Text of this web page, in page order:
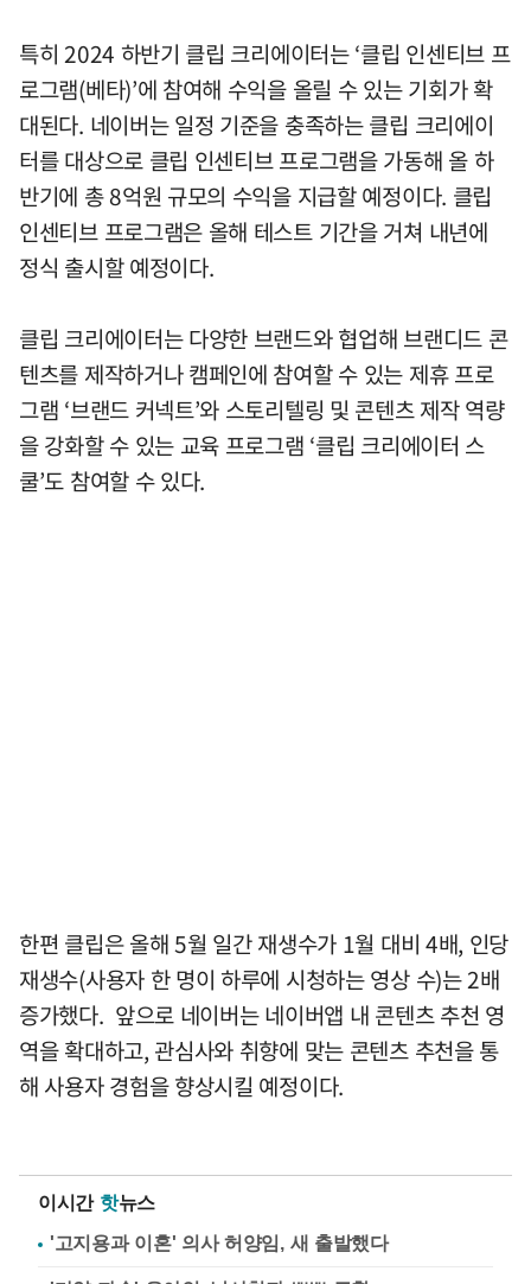
특히 2024 하반기 클립 크리에이터는 ‘클립 인센티브 프
로그램(베타)’에 참여해 수익을 올릴 수 있는 기회가 확
대된다. 네이버는 일정 기준을 충족하는 클립 크리에이
터를 대상으로 클립 인센티브 프로그램을 가동해 올 하
반기에 총 8억원 규모의 수익을 지급할 예정이다. 클립
인센티브 프로그램은 올해 테스트 기간을 거쳐 내년에
정식 출시할 예정이다.
클립 크리에이터는 다양한 브랜드와 협업해 브랜디드 콘
텐츠를 제작하거나 캠페인에 참여할 수 있는 제휴 프로
그램 ‘브랜드 커넥트’와 스토리텔링 및 콘텐츠 제작 역량
을 강화할 수 있는 교육 프로그램 ‘클립 크리에이터 스
쿨’도 참여할 수 있다.
한편 클립은 올해 5월 일간 재생수가 1월 대비 4배, 인당
재생수(사용자 한 명이 하루에 시청하는 영상 수)는 2배
증가했다. 앞으로 네이버는 네이버앱 내 콘텐츠 추천 영
역을 확대하고, 관심사와 취향에 맞는 콘텐츠 추천을 통
해 사용자 경험을 향상시킬 예정이다.
이시간 핫뉴스
'고지용과 이혼' 의사 허양임, 새 출발했다